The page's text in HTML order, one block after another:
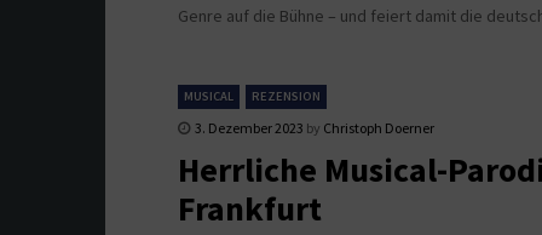
Genre auf die Bühne – und feiert damit die
MUSICAL REZENSION
3. Dezember 2023 by Christoph Doerner
Herrliche Musical-
Frankfurt